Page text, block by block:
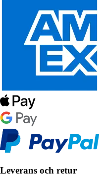
Leverans och retur